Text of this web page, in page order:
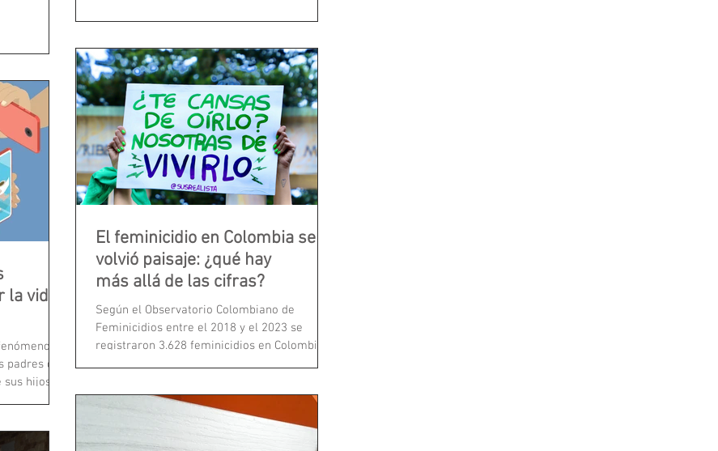
vida
que
hijos.
El feminicidio en Colombia se
volvió paisaje: ¿qué hay
más allá de las cifras?
Según el Observatorio Colombiano de
Feminicidios entre el 2018 y el 2023 se
registraron 3.628 feminicidios en Colombia...